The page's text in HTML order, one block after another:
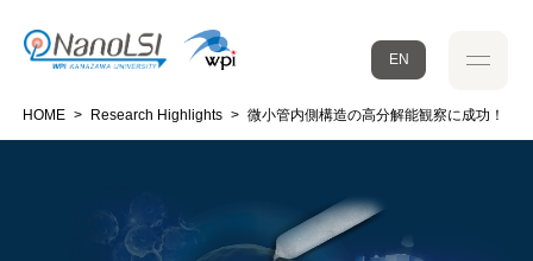
EN
HOME > Research Highlights > 微小管内側構造の高分解能観察に成功！